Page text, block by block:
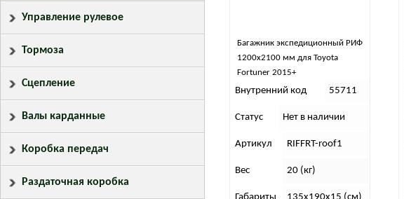
Багажник экспедиционный РИФ
1200х2100 мм для Toyota
Fortuner 2015+
Внутренний код 55711
Статус Нет в наличии
Артикул RIFFRT-roof1
Вес 20 (кг)
Управление рулевое
Тормоза
Сцепление
Валы карданные
Коробка передач
Раздаточная коробка